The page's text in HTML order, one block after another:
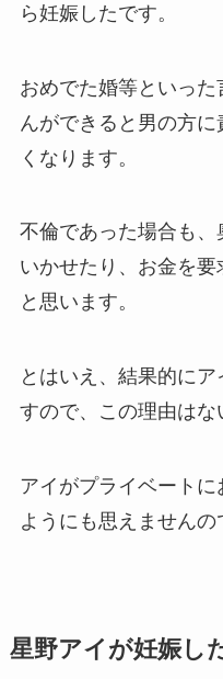
ら妊娠したです。
おめでた婚等といっ
んができると男の方に
くなります。
不倫であった場合も
いかせたり、お金を
と思います。
とはいえ、結果的に
すので、この理由はな
アイがプライベート
ようにも思えませんの
星野アイが妊娠し